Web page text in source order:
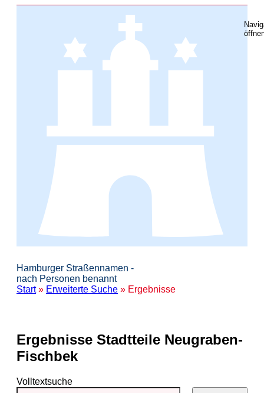
Hamburger Straßennamen -
nach Personen benannt
Start» Erweiterte Suche » Ergebnisse
Ergebnisse Stadtteile Neugraben-
Fischbek
Volltextsuche